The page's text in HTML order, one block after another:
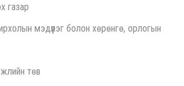
газар
мэдүүлэг болон хөрөнгө, орлогын
төв